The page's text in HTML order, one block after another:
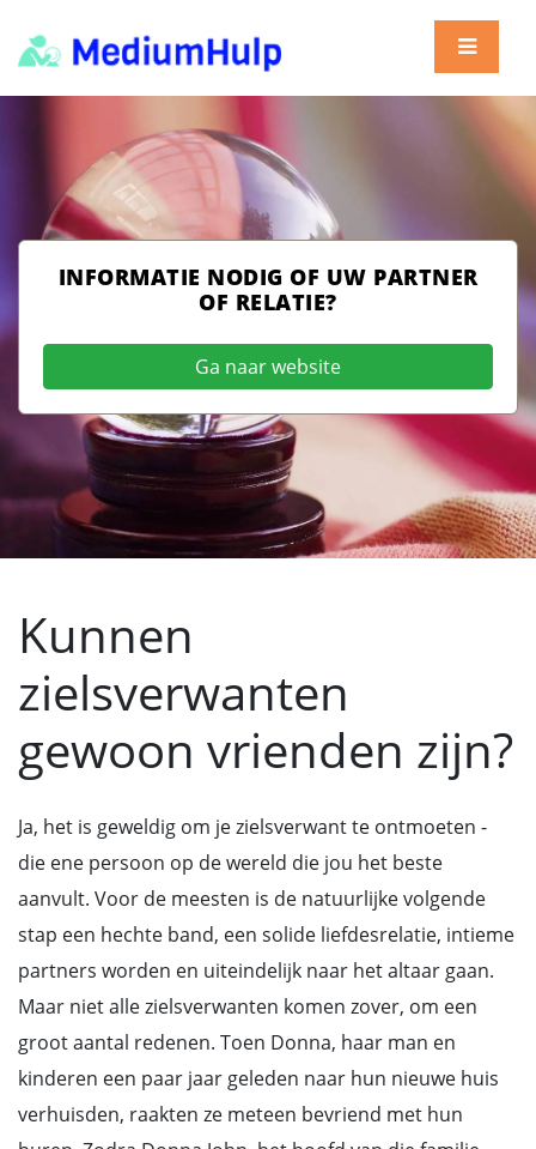
INFORMATIE NODIG OF UW PARTNER
OF RELATIE?
Ga naar website
Kunnen
zielsverwanten
gewoon vrienden zijn?
Ja, het is geweldig om je zielsverwant te ontmoeten -
die ene persoon op de wereld die jou het beste
aanvult. Voor de meesten is de natuurlijke volgende
stap een hechte band, een solide liefdesrelatie, intieme
partners worden en uiteindelijk naar het altaar gaan.
Maar niet alle zielsverwanten komen zover, om een
groot aantal redenen. Toen Donna, haar man en
kinderen een paar jaar geleden naar hun nieuwe huis
verhuisden, raakten ze meteen bevriend met hun